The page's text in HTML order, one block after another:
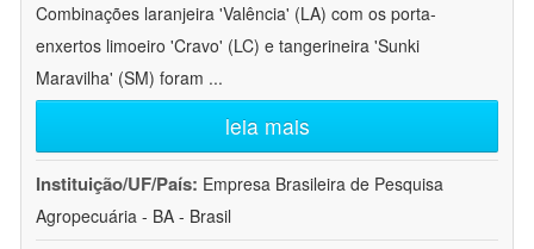
Combinações laranjeira 'Valência' (LA) com os porta-
enxertos limoeiro 'Cravo' (LC) e tangerineira 'Sunki
Maravilha' (SM) foram ...
leia mais
Instituição/UF/País: Empresa Brasileira de Pesquisa
Agropecuária - BA - Brasil